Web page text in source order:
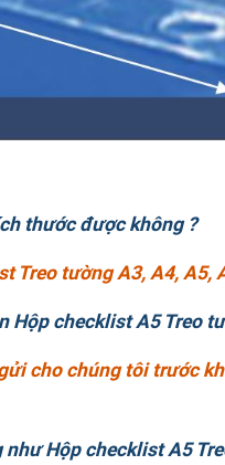
thước được không ?
Treo tường A3, A4, A5,
Hộp checklist A5 Treo
cho chúng tôi trước
Hộp checklist A5